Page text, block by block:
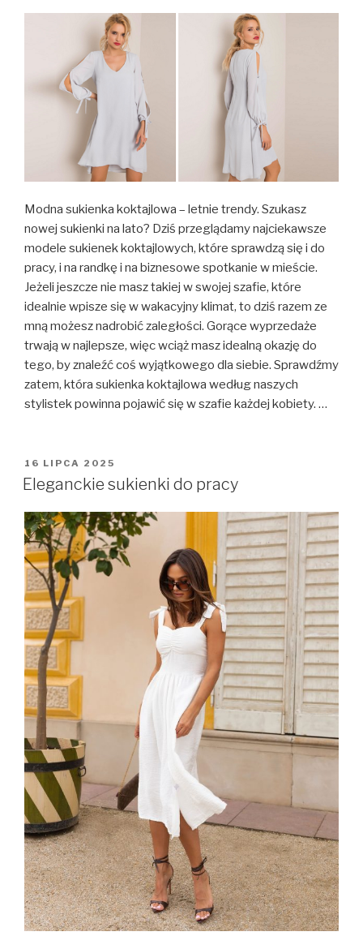
Modna sukienka koktajlowa – letnie trendy. Szukasz
nowej sukienki na lato? Dziś przeglądamy najciekawsze
modele sukienek koktajlowych, które sprawdzą się i do
pracy, i na randkę i na biznesowe spotkanie w mieście.
Jeżeli jeszcze nie masz takiej w swojej szafie, które
idealnie wpisze się w wakacyjny klimat, to dziś razem ze
mną możesz nadrobić zaległości. Gorące wyprzedaże
trwają w najlepsze, więc wciąż masz idealną okazję do
tego, by znaleźć coś wyjątkowego dla siebie. Sprawdźmy
zatem, która sukienka koktajlowa według naszych
stylistek powinna pojawić się w szafie każdej kobiety. …
OPUBLIKOWANE
W
16 LIPCA 2025
Eleganckie sukienki do pracy